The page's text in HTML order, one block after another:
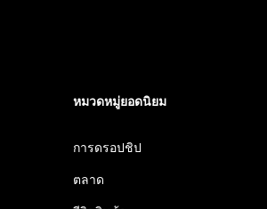
หมวดหมู่ยอดนิยม
การดรอปชิป
ตลาด